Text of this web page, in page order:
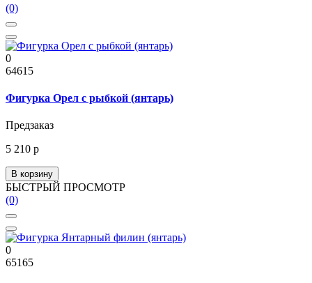
(0)
0
64615
Фигурка Орел с рыбкой (янтарь)
Предзаказ
5 210 р
В корзину
БЫСТРЫЙ ПРОСМОТР
(0)
0
65165